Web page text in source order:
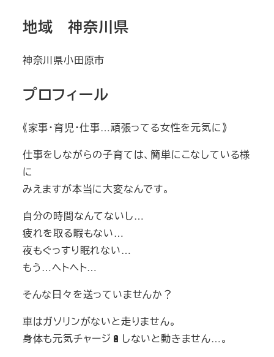
地域 神奈川県
神奈川県小田原市
プロフィール
《家事・育児・仕事…頑張ってる女性を元気に》
仕事をしながらの子育ては、簡単にこなしている様
に
みえますが本当に大変なんです。
自分の時間なんてないし…
疲れを取る暇もない…
夜もぐっすり眠れない…
もう…ヘトヘト…
そんな日々を送っていませんか？
車はガソリンがないと走りません。
身体も元気チャージ🔋しないと動きません…。